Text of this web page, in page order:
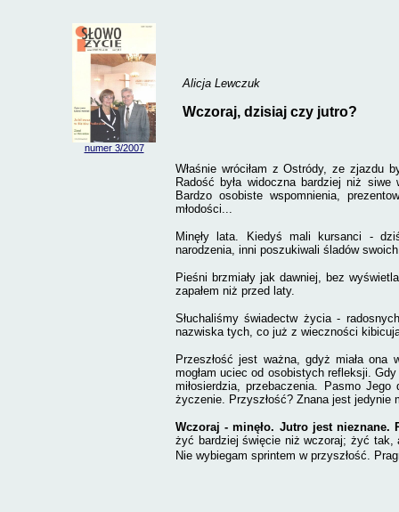
numer 3/2007
Alicja Lewczuk
Wczoraj, dzisiaj czy jutro?
Właśnie wróciłam z Ostródy, ze zjazdu
Radość była widoczna bardziejniż siwe
Bardzo osobiste wspomnienia,
młodości...
Minęły lata. Kiedyś mali kursanci -
narodzenia, inni poszukiwali śladów
Pieśni brzmiały jak dawniej, bez
zapałem niż przed laty.
Słuchaliśmy świadectw życia -
nazwiska tych, co już z wieczności
Przeszłość jest ważna, gdyż miała
mogłam uciec od osobistych refleksji.
miłosierdzia, przebaczenia. Pasmo
życzenie. Przyszłość? Znana jest jedynie
Wczoraj - minęło. Jutro jest nieznane.
żyć bardziej święcie niż wczoraj; żyć tak,
Nie wybiegam sprintem w przyszłość.